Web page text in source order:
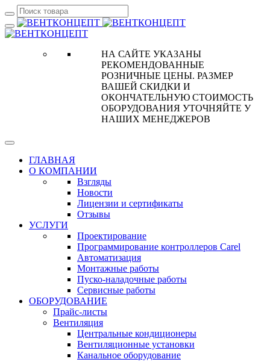
НА САЙТЕ УКАЗАНЫ
РЕКОМЕНДОВАННЫЕ
РОЗНИЧНЫЕ ЦЕНЫ. РАЗМЕР
ВАШЕЙ СКИДКИ И
ОКОНЧАТЕЛЬНУЮ СТОИМОСТЬ
ОБОРУДОВАНИЯ УТОЧНЯЙТЕ У
НАШИХ МЕНЕДЖЕРОВ
ГЛАВНАЯ
О КОМПАНИИ
Взгляды
Новости
Лицензии и сертификаты
Отзывы
УСЛУГИ
Проектирование
Программирование контроллеров Carel
Автоматизация
Монтажные работы
Пуско-наладочные работы
Сервисные работы
ОБОРУДОВАНИЕ
Прайс-листы
Вентиляция
Центральные кондиционеры
Вентиляционные установки
Канальное оборудование